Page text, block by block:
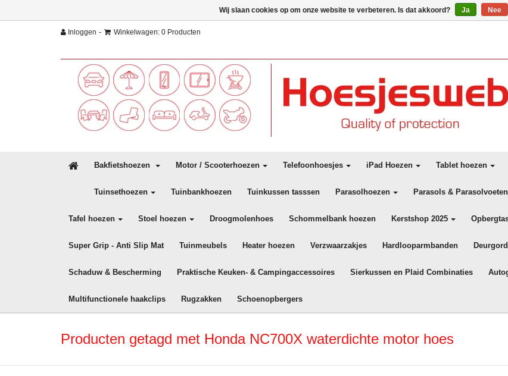
Inloggen - Winkelwagen: 0 Producten
Bakfietshoezen Motor / Scooterhoezen Telefoonhoesjes iPad Hoezen Tablet hoezen
Tuinsethoezen Tuinbankhoezen Tuinkussen tasssen Parasolhoezen Parasols & Parasolvoeten
Tafel hoezen Stoel hoezen Droogmolenhoes Schommelbank hoezen Kerstshop 2025
Super Grip - Anti Slip Mat Tuinmeubels Heater hoezen Verzwaarzakjes Hardlooparmbanden
Schaduw & Bescherming Praktische Keuken- & Campingaccessoires Sierkussen en Plaid Combinaties
Multifunctionele haakclips Rugzakken Schoenopbergers
Producten getagd met Honda NC700X waterdichte motor hoes
Wij slaan cookies op om onze website te verbeteren. Is dat akkoord? Ja Nee